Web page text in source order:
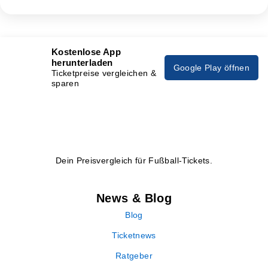
Kostenlose App
herunterladen
Ticketpreise vergleichen &
sparen
Google Play öffnen
Dein Preisvergleich für Fußball-Tickets.
News & Blog
Blog
Ticketnews
Ratgeber